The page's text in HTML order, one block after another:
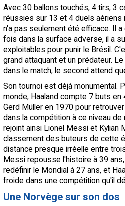
Avec 30 ballons touchés, 4 tirs, 3
réussies sur 13 et 4 duels aériens
n'a pas seulement été efficace. Il
fois dans la surface adverse, il a
exploitables pour punir le Brésil.
grand attaquant et un prédateur.
dans le match, le second attend
Son tournoi est déjà monumental.
monde, Haaland compte 7 buts
Gerd Müller en 1970 pour
dans la compétition à ce niveau
rejoint ainsi Lionel Messi et Kylian
classement des buteurs de cette
distance presque irréelle entre
Messi repousse l'histoire à 39
redéfinir le Mondial à 27 ans, et
froide dans une compétition qu'il
Une Norvège sur son dos